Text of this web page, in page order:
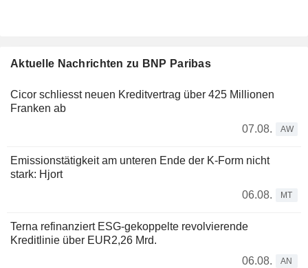
Aktuelle Nachrichten zu BNP Paribas
Cicor schliesst neuen Kreditvertrag über 425 Millionen
Franken ab
07.08.
AW
Emissionstätigkeit am unteren Ende der K-Form nicht
stark: Hjort
06.08.
MT
Terna refinanziert ESG-gekoppelte revolvierende
Kreditlinie über EUR2,26 Mrd.
06.08.
AN